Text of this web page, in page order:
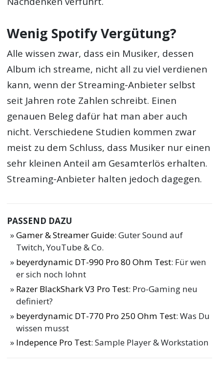
Wenig Spotify Vergütung?
Alle wissen zwar, dass ein Musiker, dessen
Album ich streame, nicht all zu viel verdienen
kann, wenn der Streaming-Anbieter selbst
seit Jahren rote Zahlen schreibt. Einen
genauen Beleg dafür hat man aber auch
nicht. Verschiedene Studien kommen zwar
meist zu dem Schluss, dass Musiker nur einen
sehr kleinen Anteil am Gesamterlös erhalten.
Streaming-Anbieter halten jedoch dagegen.
PASSEND DAZU
Gamer & Streamer Guide: Guter Sound auf
Twitch, YouTube & Co.
beyerdynamic DT-990 Pro 80 Ohm Test: Für wen
er sich noch lohnt
Razer BlackShark V3 Pro Test: Pro-Gaming neu
definiert?
beyerdynamic DT-770 Pro 250 Ohm Test: Was Du
wissen musst
Indepence Pro Test: Sample Player & Workstation